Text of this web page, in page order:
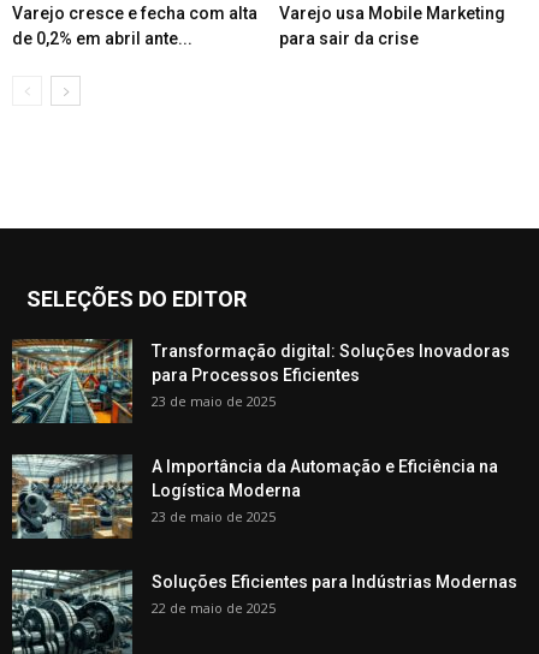
Varejo cresce e fecha com alta
de 0,2% em abril ante...
Varejo usa Mobile Marketing
para sair da crise
SELEÇÕES DO EDITOR
Transformação digital: Soluções Inovadoras
para Processos Eficientes
23 de maio de 2025
A Importância da Automação e Eficiência na
Logística Moderna
23 de maio de 2025
Soluções Eficientes para Indústrias Modernas
22 de maio de 2025